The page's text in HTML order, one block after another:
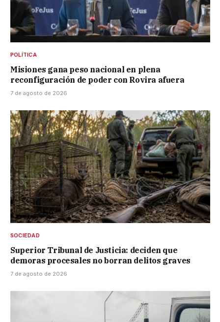
POLÍTICA
Misiones gana peso nacional en plena
reconfiguración de poder con Rovira afuera
7 de agosto de 2026
SOCIEDAD
Superior Tribunal de Justicia: deciden que
demoras procesales no borran delitos graves
7 de agosto de 2026